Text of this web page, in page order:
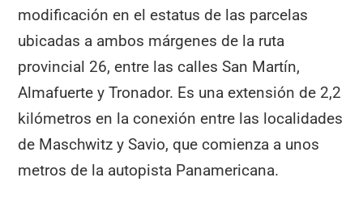
modificación en el estatus de las parcelas
ubicadas a ambos márgenes de la ruta
provincial 26, entre las calles San Martín,
Almafuerte y Tronador. Es una extensión de 2,2
kilómetros en la conexión entre las localidades
de Maschwitz y Savio, que comienza a unos
metros de la autopista Panamericana.